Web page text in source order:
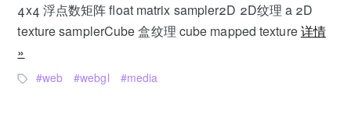
4x4 浮点数矩阵 float matrix sampler2D 2D纹理 a 2D
texture samplerCube 盒纹理 cube mapped texture详情
»
web webgl media